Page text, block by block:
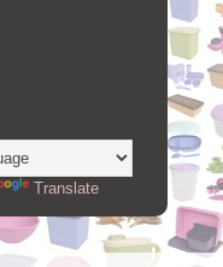
Translate